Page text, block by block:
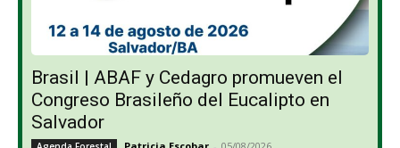
Brasil | ABAF y Cedagro promueven el
Congreso Brasileño del Eucalipto en
Salvador